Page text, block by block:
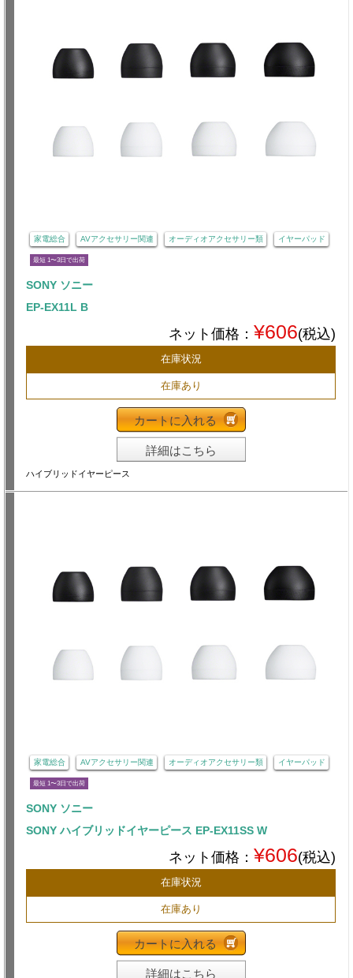
家電総合 AVアクセサリー関連 オーディオアクセサリー類 イヤーパッド
最短 1〜3日で出荷
SONY ソニー
EP-EX11L B
ネット価格： ¥606(税込)
在庫状況
在庫あり
カートに入れる
詳細はこちら
ハイブリッドイヤーピース
家電総合 AVアクセサリー関連 オーディオアクセサリー類 イヤーパッド
最短 1〜3日で出荷
SONY ソニー
SONY ハイブリッドイヤーピース EP-EX11SS W
ネット価格： ¥606(税込)
在庫状況
在庫あり
カートに入れる
詳細はこちら